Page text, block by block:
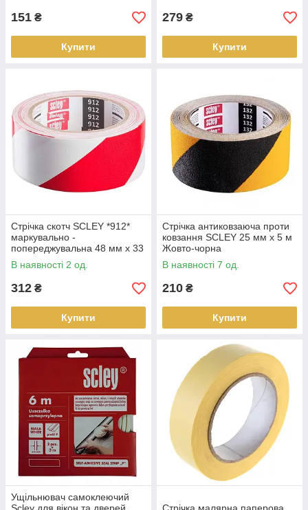
151 ₴
Купити
279 ₴
Купити
Стрічка скотч SCLEY *912*
маркувально -
попереджувальна 48 мм x 33
м, червоно-біла
В наявності 2 од.
312 ₴
Купити
Стрічка антиковзаюча проти
ковзання SCLEY 25 мм x 5 м
Жовто-чорна
В наявності 7 од.
210 ₴
Купити
Ущільнювач самоклеючий